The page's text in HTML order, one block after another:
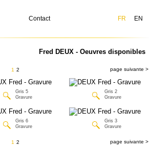
Contact FR EN
Fred DEUX - Oeuvres disponibles
1 2 page suivante >
Gris 5
Gravure
Gris 2
Gravure
Gris 6
Gravure
Gris 3
Gravure
1 2 page suivante >